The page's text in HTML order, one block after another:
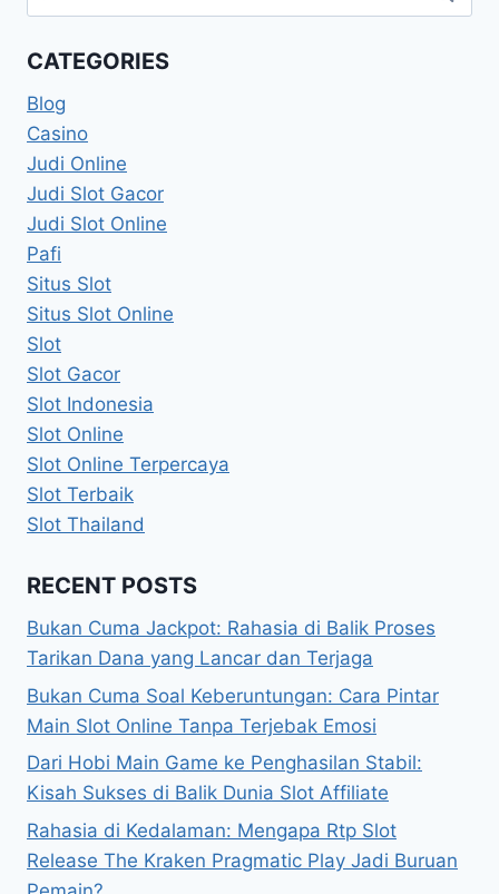
for:
CATEGORIES
Blog
Casino
Judi Online
Judi Slot Gacor
Judi Slot Online
Pafi
Situs Slot
Situs Slot Online
Slot
Slot Gacor
Slot Indonesia
Slot Online
Slot Online Terpercaya
Slot Terbaik
Slot Thailand
RECENT POSTS
Bukan Cuma Jackpot: Rahasia di Balik Proses
Tarikan Dana yang Lancar dan Terjaga
Bukan Cuma Soal Keberuntungan: Cara Pintar
Main Slot Online Tanpa Terjebak Emosi
Dari Hobi Main Game ke Penghasilan Stabil:
Kisah Sukses di Balik Dunia Slot Affiliate
Rahasia di Kedalaman: Mengapa Rtp Slot
Release The Kraken Pragmatic Play Jadi Buruan